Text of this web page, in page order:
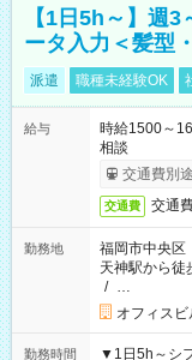
【1日5h～】週
ータ入力＜髪型
派遣 職種未経験OK
給与
時給1500～
相談
交通費別
交通費 交通
勤務地
福岡市中央区
天神駅から徒
/ …
オフィスビ
勤務時間
▼1日5h～シ